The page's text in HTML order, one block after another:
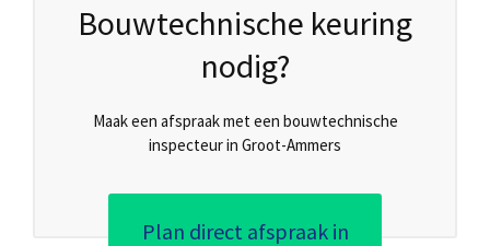
Bouwtechnische keuring
nodig?
Maak een afspraak met een bouwtechnische
inspecteur in Groot-Ammers
Plan direct afspraak in